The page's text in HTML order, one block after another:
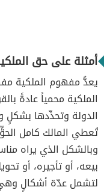
أمثلة على حق
يعدُّ مفهوم الملكية
الملكية محمياً عادةً
الدولة وتحدِّدها بشكلٍ
تُعطي المالك كامل
وبالشكل الذي يراه
بيعه، أو تأجيره، أو
لتشمل عدّة أشكالٍ وهي